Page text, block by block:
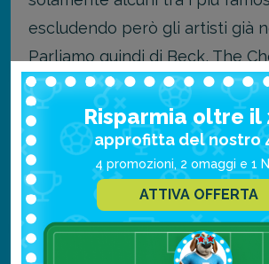
escludendo però gli artisti già
Parliamo quindi di Beck, The
Brothers,
Beck, A Perfect Circle, Ben
Innocent Criminals, Tool, Moby,
Chemical, Red Hot Chili
Beastie Boys Brothers, Perry
of the Stone Age, Iggy Pop, The
Risparmia oltre il
approfitta del nostro
4 promozioni, 2 omaggi e 1
ATTIVA OFFERTA